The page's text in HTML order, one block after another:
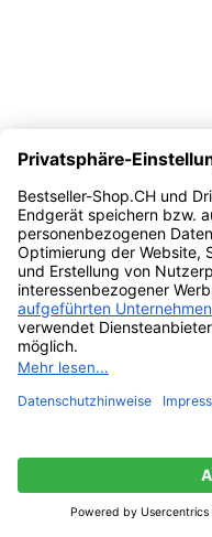
Vergleichen
Quick view
Zur Wunschliste hinzufügen
Weiterlesen
SanDisk Ultra 64gb
100mb/sek